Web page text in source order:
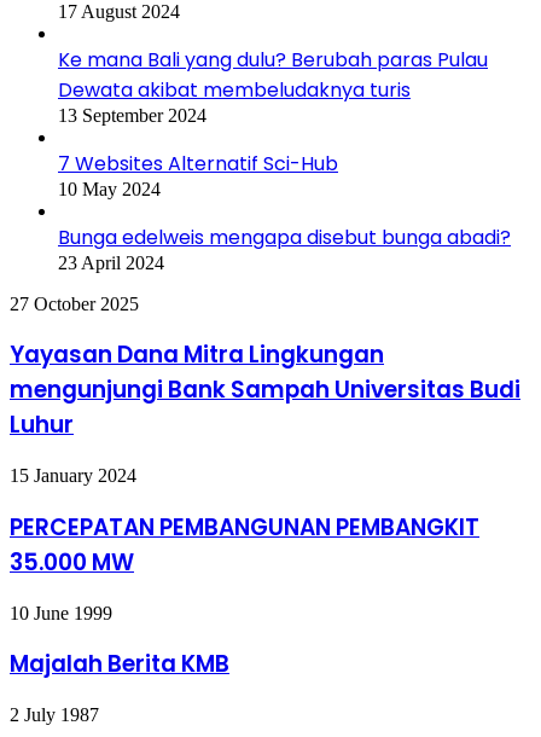
17 August 2024
Ke mana Bali yang dulu? Berubah paras Pulau
Dewata akibat membeludaknya turis
13 September 2024
7 Websites Alternatif Sci-Hub
10 May 2024
Bunga edelweis mengapa disebut bunga abadi?
23 April 2024
Yayasan
Mitra
Lingkungan
mengunjungi
Bank
Sampah
Budi
27 October 2025
Yayasan Dana Mitra Lingkungan
mengunjungi Bank Sampah Universitas Budi
Luhur
PERCEPATAN
PEMBANGKIT
35.000
MW
15 January 2024
PERCEPATAN PEMBANGUNAN PEMBANGKIT
35.000 MW
Majalah
KMB
10 June 1999
Majalah Berita KMB
Operation
2 July 1987